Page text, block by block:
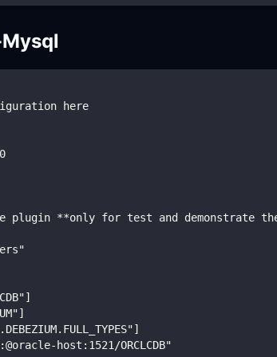
here
plugin **only for test and demonstrate
host:1521/ORCLCDB"